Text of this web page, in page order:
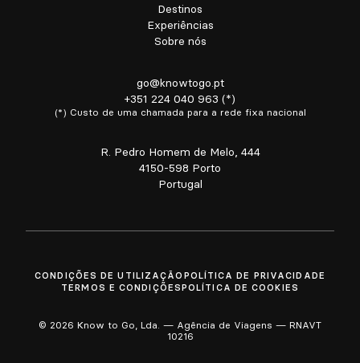
Destinos
Experiências
Sobre nós
go@knowtogo.pt
+351 224 040 963 (*)
(*) Custo de uma chamada para a rede fixa nacional
R. Pedro Homem de Melo, 444
4150-598 Porto
Portugal
CONDIÇÕES DE UTILIZAÇÃO POLÍTICA DE PRIVACIDADE
TERMOS E CONDIÇÕESPOLÍTICA DE COOKIES
© 2026 Know to Go, Lda. — Agência de Viagens — RNAVT
10216